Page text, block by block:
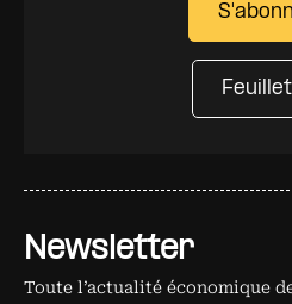
Newsletter
Toute l’actualité économique